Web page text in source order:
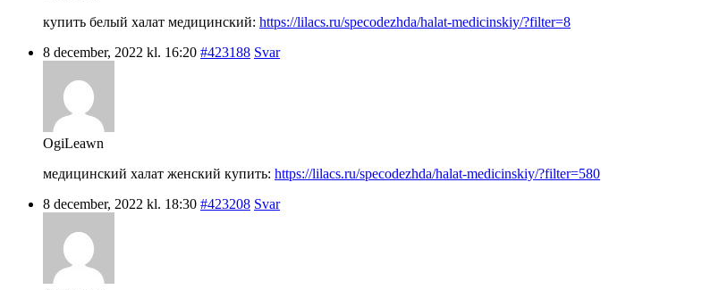
купить белый халат медицинский: https://lilacs.ru/specodezhda/halat-medicinskiy/?filter=8
8 december, 2022 kl. 16:20 #423188 Svar
OgiLeawn
медицинский халат женский купить: https://lilacs.ru/specodezhda/halat-medicinskiy/?filter=580
8 december, 2022 kl. 18:30 #423208 Svar